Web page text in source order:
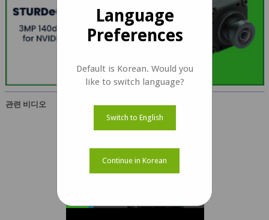
관련 비디오
Language
Preferences
Default is Korean. Would you
like to switch language?
Switch to English
Continue in Korean